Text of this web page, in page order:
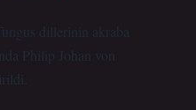
dillerinin akraba
Philip Johan von